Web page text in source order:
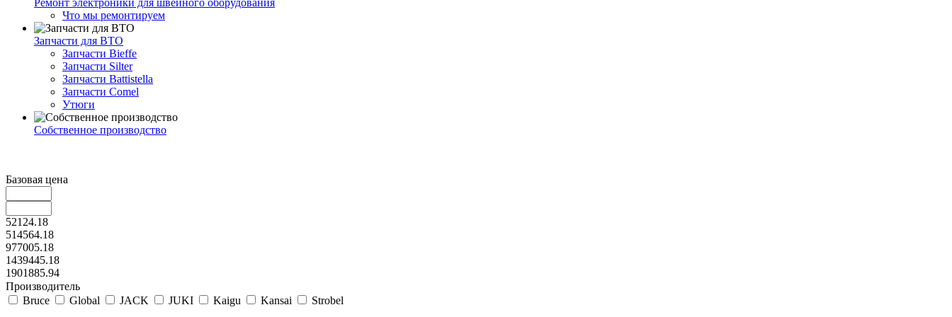
Что мы ремонтируем
Запчасти для ВТО
Запчасти Bieffe
Запчасти Silter
Запчасти Battistella
Запчасти Comel
Утюги
Собственное производство
Базовая цена
52124.18
514564.18
977005.18
1439445.18
1901885.94
Производитель
Bruce
Global JACK JUKI Kaigu Kansai Strobel